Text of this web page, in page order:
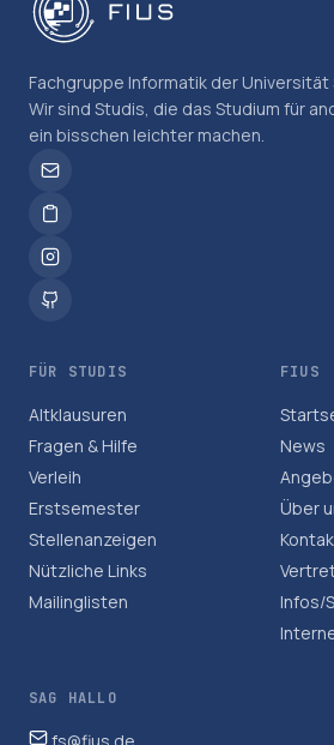
Fachgruppe Informatik der
Wir sind Studis, die das Studium für
ein bisschen leichter machen.
FÜR STUDIS
Altklausuren
Fragen & Hilfe
Verleih
Erstsemester
Stellenanzeigen
Nützliche Links
Mailinglisten
FIUS
News
Über
Infos/
SAG HALLO